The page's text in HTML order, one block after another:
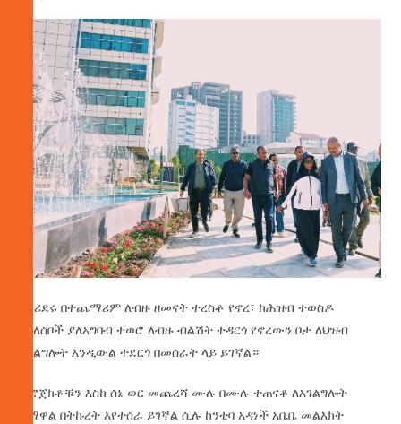
ከኮሪደሩ በተጨማሪም ለብዙ ዘመናት ተረስቶ የኖረ፣ ከሕዝብ ተወስዶ
በግለሰቦች ያለአግባብ ተወሮ ለብዙ ብልሽት ተዳርጎ የኖረውን ቦታ ለህዝብ
አገልግሎት እንዲውል ተደርጎ በመሰራት ላይ ይገኛል።
ፕሮጀክቶቹን እስከ ሰኔ ወር መጨረሻ ሙሉ በሙሉ ተጠናቆ ለአገልግሎት
ለማዋል በትኩረት እየተሰራ ይገኛል ሲሉ ከንቲባ አዳነች አቤቤ መልእክት